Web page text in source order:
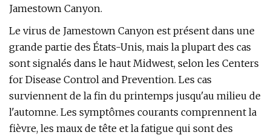
Jamestown Canyon.
Le virus de Jamestown Canyon est présent dans une
grande partie des États-Unis, mais la plupart des cas
sont signalés dans le haut Midwest, selon les Centers
for Disease Control and Prevention. Les cas
surviennent de la fin du printemps jusqu'au milieu de
l'automne. Les symptômes courants comprennent la
fièvre, les maux de tête et la fatigue qui sont des